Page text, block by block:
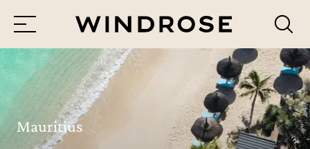
Menü
Reisethemen
Mauritius